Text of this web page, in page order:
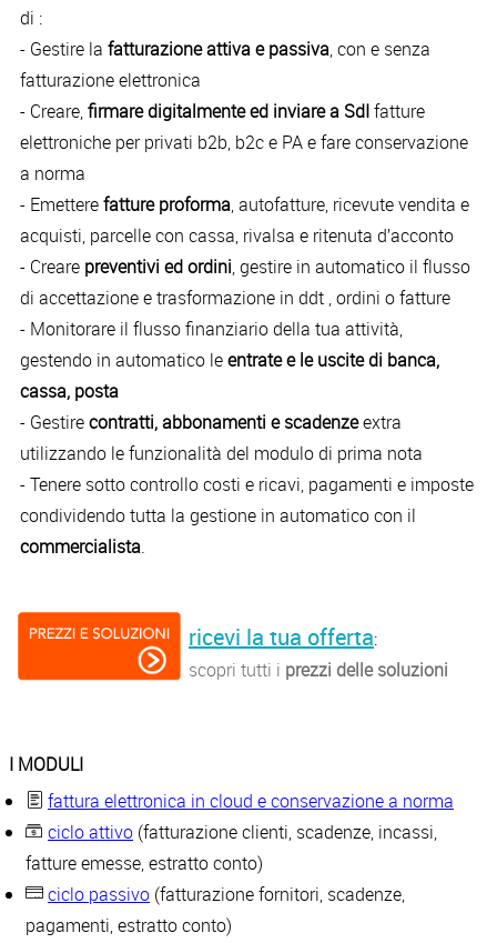
di :
- Gestire la fatturazione attiva e passiva, con e senza
fatturazione elettronica
- Creare,firmare digitalmente ed inviare a SdIfatture
elettroniche per privati b2b, b2c e PA e fare conservazione
a norma
- Emetterefatture proforma, autofatture, ricevute vendita e
acquisti, parcelle con cassa, rivalsa e ritenuta d’acconto
- Creare preventivi ed ordini, gestire in automatico il flusso
di accettazione e trasformazione in ddt , ordini o fatture
- Monitorare il flusso finanziario della tua attività,
gestendo in automatico leentrate e le uscite di banca,
cassa, posta
- Gestirecontratti, abbonamenti e scadenzeextra
utilizzando le funzionalità del modulo di prima nota
- Tenere sotto controllo costi e ricavi, pagamenti e imposte
condividendo tutta la gestione in automatico con il
commercialista.
ricevi la tua offerta:
scopri tutti i prezzi delle soluzioni
I MODULI
fattura elettronica in cloud e conservazione a norma
ciclo attivo (fatturazione clienti, scadenze, incassi,
fatture emesse, estratto conto)
ciclo passivo (fatturazione fornitori, scadenze,
pagamenti, estratto conto)